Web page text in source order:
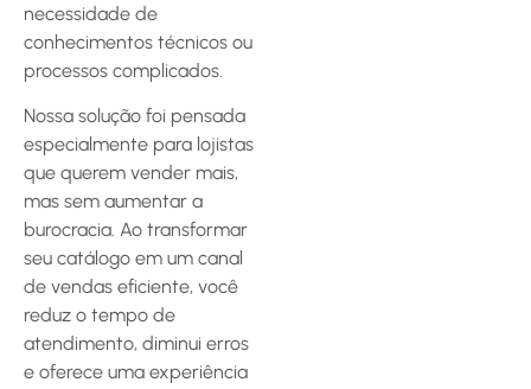
necessidade de
conhecimentos técnicos ou
processos complicados.
Nossa solução foi pensada
especialmente para lojistas
que querem vender mais,
mas sem aumentar a
burocracia. Ao transformar
seu catálogo em um canal
de vendas eficiente, você
reduz o tempo de
atendimento, diminui erros
e oferece uma experiência